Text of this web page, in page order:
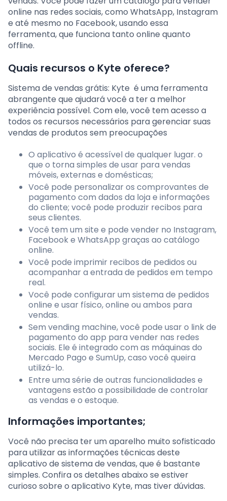
online nas redes sociais, como WhatsApp, Instagram
e até mesmo no Facebook, usando essa
ferramenta, que funciona tanto online quanto
offline.
Quais recursos o Kyte oferece?
Sistema de vendas grátis: Kyte é uma ferramenta
abrangente que ajudará você a ter a melhor
experiência possível. Com ele, você tem acesso a
todos os recursos necessários para gerenciar suas
vendas de produtos sem preocupações
O aplicativo é acessível de qualquer lugar. o
que o torna simples de usar para vendas
móveis, externas e domésticas;
Você pode personalizar os comprovantes de
pagamento com dados da loja e informações
do cliente; você pode produzir recibos para
seus clientes.
Você tem um site e pode vender no Instagram,
Facebook e WhatsApp graças ao catálogo
online.
Você pode imprimir recibos de pedidos ou
acompanhar a entrada de pedidos em tempo
real.
Você pode configurar um sistema de pedidos
online e usar físico, online ou ambos para
vendas.
Sem vending machine, você pode usar o link de
pagamento do app para vender nas redes
sociais. Ele é integrado com as máquinas do
Mercado Pago e SumUp, caso você queira
utilizá-lo.
Entre uma série de outras funcionalidades e
vantagens estão a possibilidade de controlar
as vendas e o estoque.
Informações importantes;
Você não precisa ter um aparelho muito sofisticado
para utilizar as informações técnicas deste
aplicativo de sistema de vendas, que é bastante
simples. Confira os detalhes abaixo se estiver
curioso sobre o aplicativo Kyte, mas tiver dúvidas.